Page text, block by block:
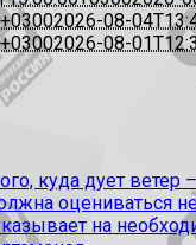
2026-08-
2026-08-
куда дует ветер
оцениваться
на